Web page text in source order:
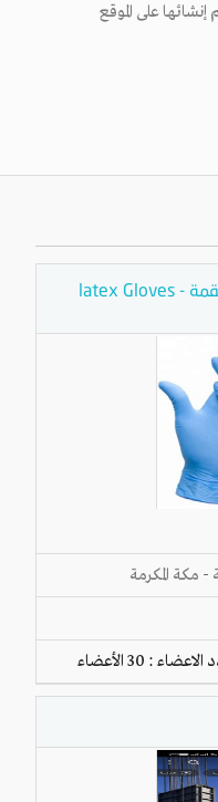
على الموقع
مصنع قفازات و معدات طبيه معقمة - latex Gloves
- مكة المكرمة
: 30 الأعضاء